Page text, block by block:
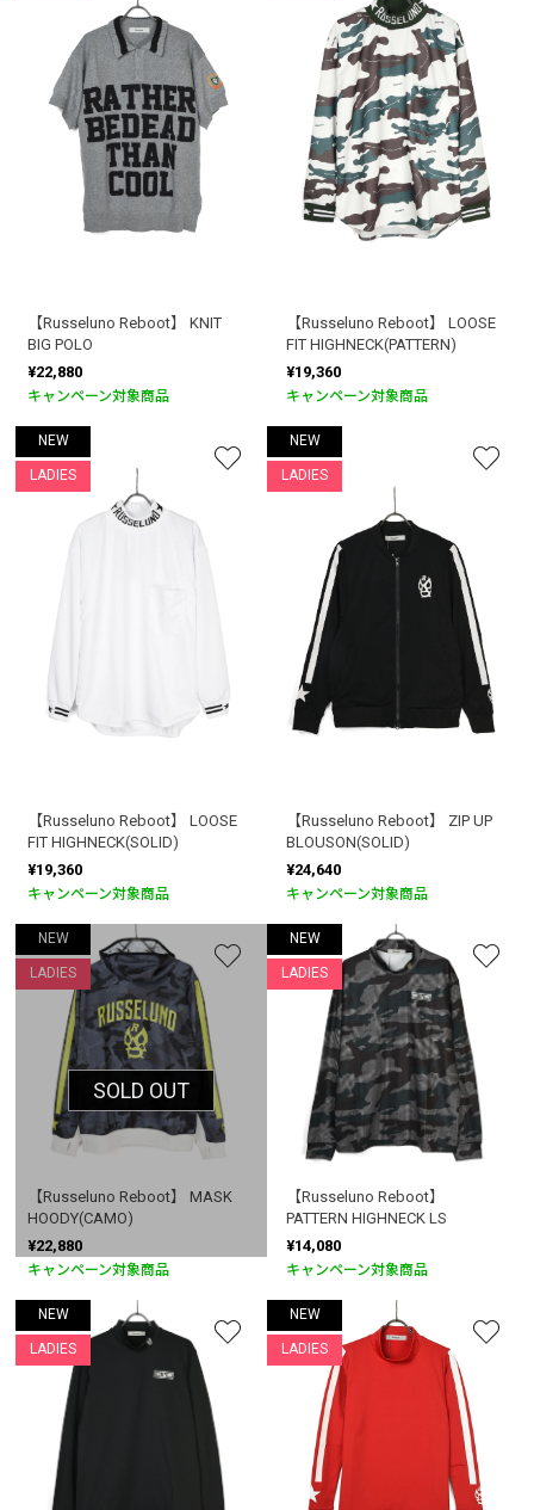
【Russeluno Reboot】 KNIT
BIG POLO
¥22,880
キャンペーン対象商品
【Russeluno Reboot】 LOOSE
FIT HIGHNECK(PATTERN)
¥19,360
キャンペーン対象商品
NEW
LADIES
【Russeluno Reboot】 LOOSE
FIT HIGHNECK(SOLID)
¥19,360
キャンペーン対象商品
NEW
LADIES
【Russeluno Reboot】 ZIP UP
BLOUSON(SOLID)
¥24,640
キャンペーン対象商品
NEW
LADIES
【Russeluno Reboot】 MASK
HOODY(CAMO)
¥22,880
キャンペーン対象商品
SOLD OUT
NEW
LADIES
【Russeluno Reboot】
PATTERN HIGHNECK LS
¥14,080
キャンペーン対象商品
NEW
LADIES
NEW
LADIES